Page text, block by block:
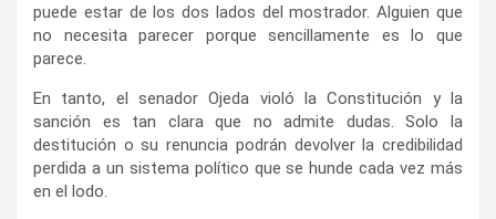
puede estar de los dos lados del mostrador. Alguien que
no necesita parecer porque sencillamente es lo que
parece.
En tanto, el senador Ojeda violó la Constitución y la
sanción es tan clara que no admite dudas. Solo la
destitución o su renuncia podrán devolver la credibilidad
perdida a un sistema político que se hunde cada vez más
en el lodo.